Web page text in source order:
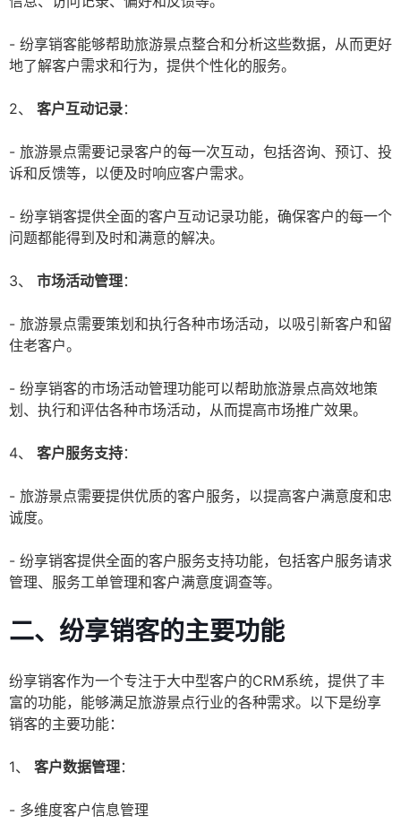
- 纷享销客能够帮助旅游景点整合和分析这些数据，从而更好
地了解客户需求和行为，提供个性化的服务。
2、 客户互动记录：
- 旅游景点需要记录客户的每一次互动，包括咨询、预订、投
诉和反馈等，以便及时响应客户需求。
- 纷享销客提供全面的客户互动记录功能，确保客户的每一个
问题都能得到及时和满意的解决。
3、 市场活动管理：
- 旅游景点需要策划和执行各种市场活动，以吸引新客户和留
住老客户。
- 纷享销客的市场活动管理功能可以帮助旅游景点高效地策
划、执行和评估各种市场活动，从而提高市场推广效果。
4、 客户服务支持：
- 旅游景点需要提供优质的客户服务，以提高客户满意度和忠
诚度。
- 纷享销客提供全面的客户服务支持功能，包括客户服务请求
管理、服务工单管理和客户满意度调查等。
二、纷享销客的主要功能
纷享销客作为一个专注于大中型客户的CRM系统，提供了丰
富的功能，能够满足旅游景点行业的各种需求。以下是纷享
销客的主要功能：
1、 客户数据管理：
- 多维度客户信息管理